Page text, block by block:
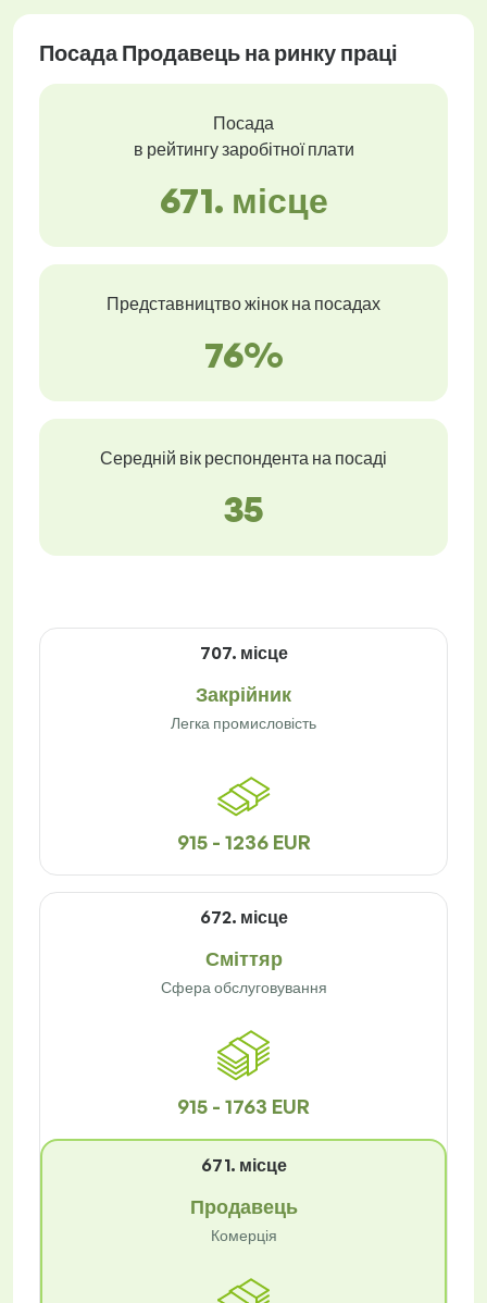
Посада Продавець на ринку праці
Посада
в рейтингу заробітної плати
671. місце
Представництво жінок на посадах
76%
Середній вік респондента на посаді
35
707. місце
Закрійник
Легка промисловість
915 - 1236 EUR
672. місце
Сміттяр
Сфера обслуговування
915 - 1763 EUR
671. місце
Продавець
Комерція